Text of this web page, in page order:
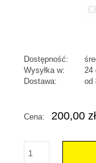
Dostępność:
Wysyłka w:
24
Dostawa:
od
Cena nie
Cena: 200,00 zł